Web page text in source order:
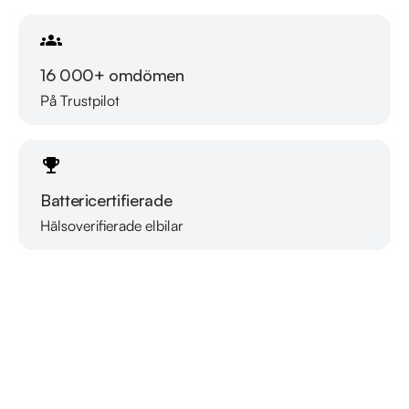
2020-02-12 - 4131 mil
2024-04-15 - 7714 mil
https://www.riddermarkbil.se/kopa-bil/fiat/nfh219/
för att:
• Se närbilder och film på bilen
• Reservera bilen direkt online
16 000+ omdömen
På Trustpilot
Battericertifierade
Hälsoverifierade elbilar
Läs mer om oss